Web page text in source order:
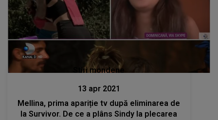
Stiri mondene
13 apr 2021
Mellina, prima apariție tv după eliminarea de
la Survivor. De ce a plâns Sindy la plecarea